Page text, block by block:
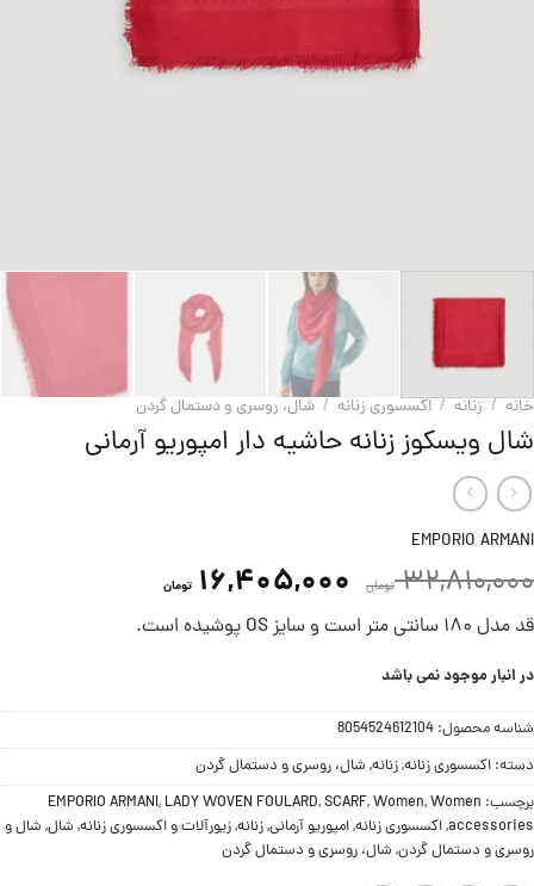
خانه / زنانه / اکسسوری زنانه / شال، روسری و دستمال گردن
شال ویسکوز زنانه حاشیه دار امپوریو آرمانی
EMPORIO ARMANI
32,810,000 تومان 16,405,000 تومان
قد مدل ۱۸۰ سانتی متر است و سایز OS پوشیده است.
در انبار موجود نمی باشد
شناسه محصول: 8054524612104
دسته: اکسسوری زنانه,زنانه, شال، روسری و دستمال گردن
برچسب:
EMPORIO ARMANI, LADY WOVEN FOULARD,SCARF,Women,Women
accessories
,اکسسوری زنانه,امپوریو آرمانی,زنانه,زیورآلات و اکسسوری زنانه, شال, شال و
روسری و دستمال گردن, شال، روسری و دستمال گردن